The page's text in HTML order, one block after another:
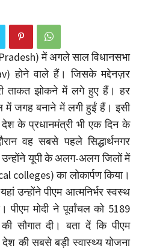
में अगले साल विधानसभा
होने वाले हैं। जिसके मद्देनज़र
ताकत झोकने में लगे हुए हैं। हर
जगह बनाने में लगी हुईं हैं। इसी
के प्रधानमंत्री भी एक दिन के
वह सबसे पहले सिद्धार्थनगर
यूपी के अलग-अलग जिलों में
colleges) का लोकार्पण किया।
उन्‍होंने पीएम आत्मनिर्भर स्वस्थ
पीएम मोदी ने पूर्वांचल को 5189
सौगात दी। बता दें कि पीएम
देश की सबसे बड़ी स्वास्थ्य योजना